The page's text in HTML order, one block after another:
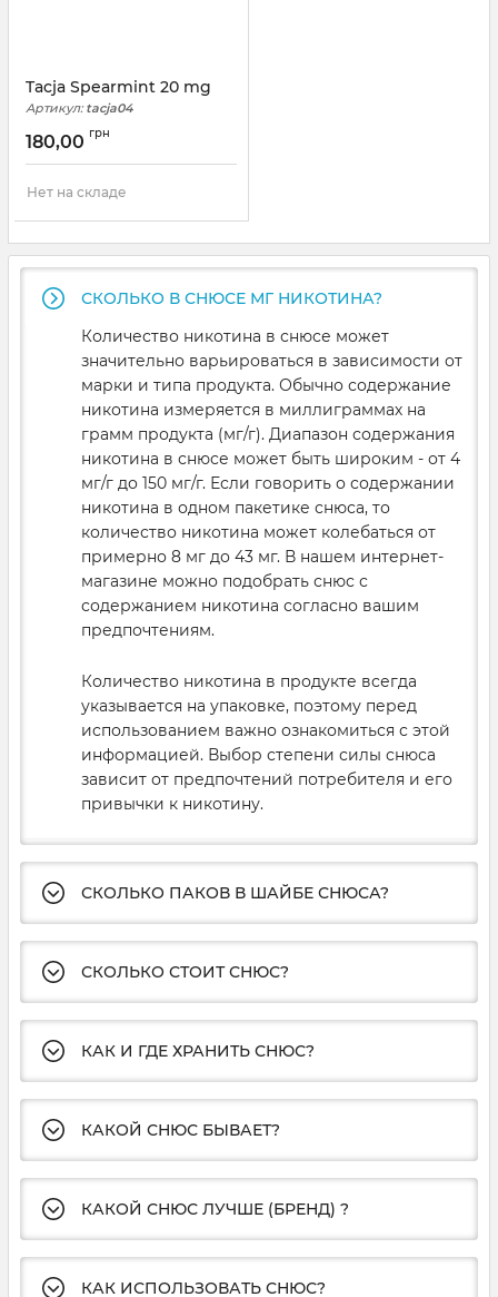
Tacja Spearmint 20 mg
Артикул:tacja04
180,00 грн
Нет на складе
СКОЛЬКО В СНЮСЕ МГ НИКОТИНА?
Количество никотина в снюсе может
значительно варьироваться в зависимости от
марки и типа продукта. Обычно содержание
никотина измеряется в миллиграммах на
грамм продукта (мг/г). Диапазон содержания
никотина в снюсе может быть широким - от 4
мг/г до 150 мг/г. Если говорить о содержании
никотина в одном пакетике снюса, то
количество никотина может колебаться от
примерно 8 мг до 43 мг. В нашем интернет-
магазине можно подобрать снюс с
содержанием никотина согласно вашим
предпочтениям.
Количество никотина в продукте всегда
указывается на упаковке, поэтому перед
использованием важно ознакомиться с этой
информацией. Выбор степени силы снюса
зависит от предпочтений потребителя и его
привычки к никотину.
СКОЛЬКО ПАКОВ В ШАЙБЕ СНЮСА?
СКОЛЬКО СТОИТ СНЮС?
КАК И ГДЕ ХРАНИТЬ СНЮС?
КАКОЙ СНЮС БЫВАЕТ?
КАКОЙ СНЮС ЛУЧШЕ (БРЕНД) ?
КАК ИСПОЛЬЗОВАТЬ СНЮС?